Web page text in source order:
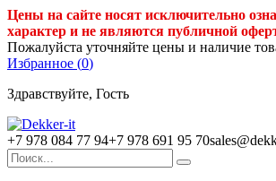
Цены на сайте носят исключительно
характер и не являются публичной
Пожалуйста уточняйте цены и наличие
Избранное (0)
Здравствуйте, Гость
+7 978 084 77 94+7 978 691 95 70